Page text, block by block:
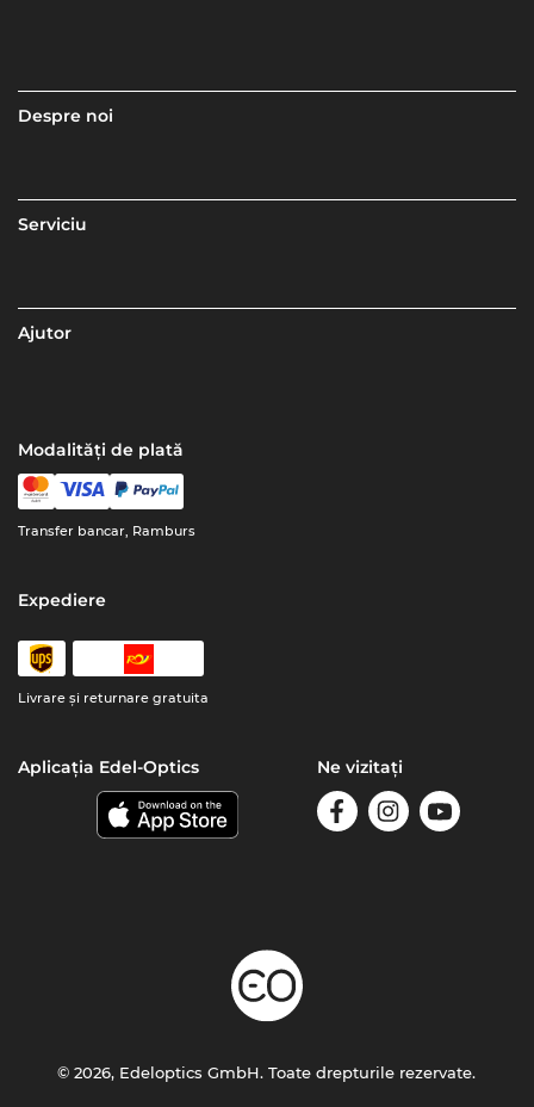
Despre noi
Serviciu
Ajutor
Modalități de plată
Transfer bancar, Ramburs
Expediere
Livrare şi returnare gratuita
Aplicația Edel-Optics Ne vizitați
© 2026, Edeloptics GmbH. Toate drepturile rezervate.